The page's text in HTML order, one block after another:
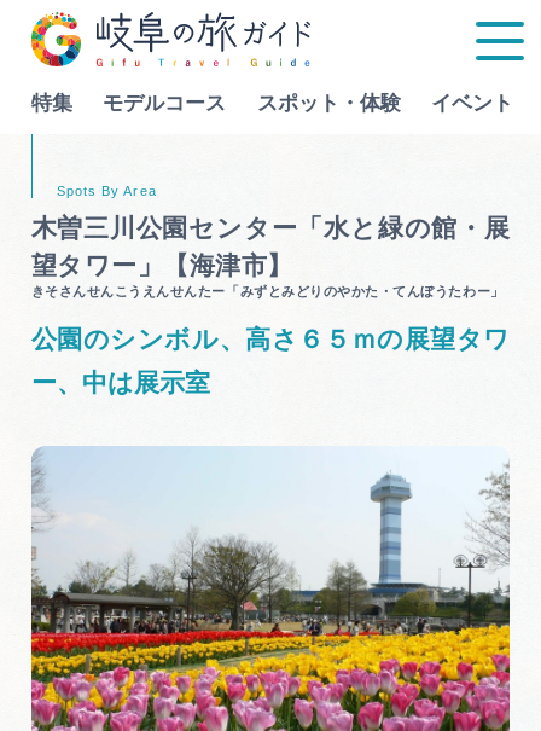
特集 モデルコース スポット・体験 イベント
特集
モデルコース
スポット・体験
旅の予約
アクセス
インフォメーション
Language
行きたいリストを見る
木曽三川公園センター「水と緑の館・展
望タワー」【海津市】
きそさんせんこうえんせんたー「みずとみどりのやかた・てんぼうたわー」
公園のシンボル、高さ６５ｍの展望タワ
ー、中は展示室